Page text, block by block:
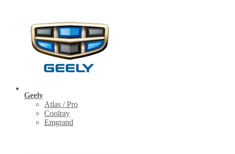
Geely
Atlas / Pro
Coolray
Emgrand